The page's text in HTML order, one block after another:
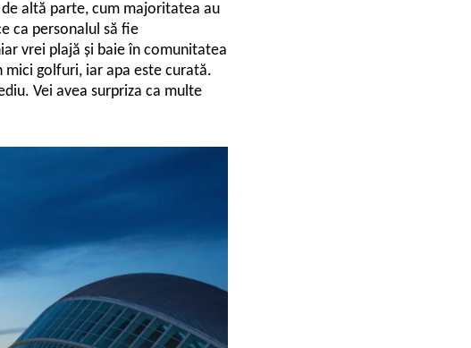
altă parte, cum majoritatea au
ca personalul să fie
vrei plajă și baie în comunitatea
golfuri, iar apa este curată.
Vei avea surpriza ca multe